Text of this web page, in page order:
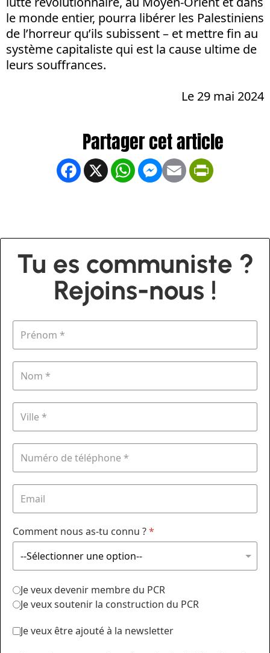
le monde entier, pourra libérer les Palestiniens
de l’horreur qu’ils subissent – et mettre fin au
système capitaliste qui est la cause ultime de
leurs souffrances.
Le 29 mai 2024
Facebook
X WhatsApp
Messenger
Email
Tu es communiste ?
Rejoins-nous !
Comment nous as-tu connu ?*
Je veux devenir membre du PCR
Je veux soutenir la construction du PCR
Je veux être ajouté à la newsletter